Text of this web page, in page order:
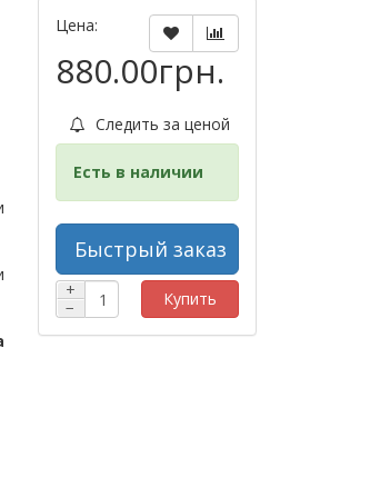
Цена:
880.00грн.
Следить за ценой
Есть в наличии
Быстрый заказ
+
−
Купить